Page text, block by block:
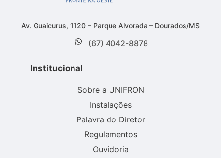
Av. Guaicurus, 1120 – Parque Alvorada – Dourados/MS
(67) 4042-8878
Institucional
Sobre a UNIFRON
Instalações
Palavra do Diretor
Regulamentos
Ouvidoria